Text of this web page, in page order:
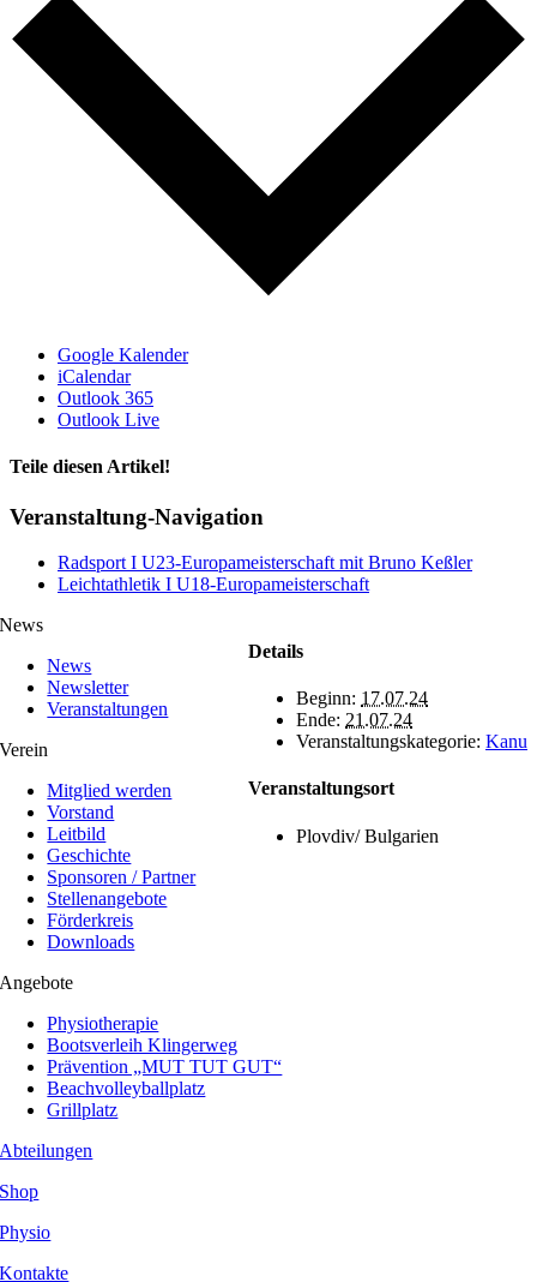
Google Kalender
iCalendar
Outlook 365
Outlook Live
Teile diesen Artikel!
Facebook
X
WhatsApp
Telegram
Veranstaltung-Navigation
Radsport I U23-Europameisterschaft mit Bruno Keßler
Leichtathletik I U18-Europameisterschaft
Details
Beginn: 17.07.24
Ende: 21.07.24
Veranstaltungskategorie: Kanu
Veranstaltungsort
Plovdiv/ Bulgarien
News
News
Newsletter
Veranstaltungen
Verein
Mitglied werden
Vorstand
Leitbild
Geschichte
Sponsoren / Partner
Stellenangebote
Förderkreis
Downloads
Angebote
Physiotherapie
Bootsverleih Klingerweg
Prävention „MUT TUT GUT“
Beachvolleyballplatz
Grillplatz
Abteilungen
Shop
Physio
Kontakte